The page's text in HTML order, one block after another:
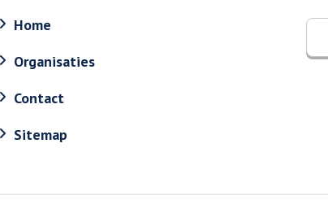
Home
Organisaties
Contact
Sitemap